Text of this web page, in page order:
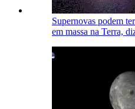
Supernovas podem
em massa na Terra,